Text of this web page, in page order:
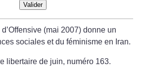
Valider
(mai 2007) donne un
sociales et du féminisme en Iran.
libertaire de juin, numéro 163.